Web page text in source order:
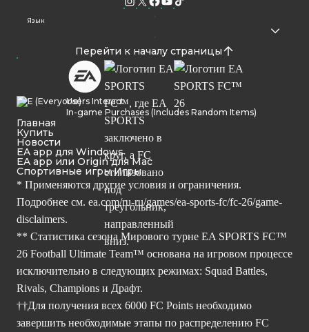
Язык
Перейти к началу страницы
Users Interact
In-game Purchases (Includes Random Items)
Главная
Купить
Новости
EA app для Windows
EA app или Origin для Mac
Спортивные игры Игры
* Применяются другие условия и ограничения.
Подробнее см. ea.com/ru-ru/games/ea-sports-fc/fc-26/game-
disclaimers.
** Статистика сезона Мирового турне EA SPORTS FC™
26 Football Ultimate Team™ основана на игровом процессе
исключительно в следующих режимах: Squad Battles,
Rivals, Champions и Драфт.
††Для получения всех 6000 FC Points необходимо
завершить необходимые этапы по распределению FC